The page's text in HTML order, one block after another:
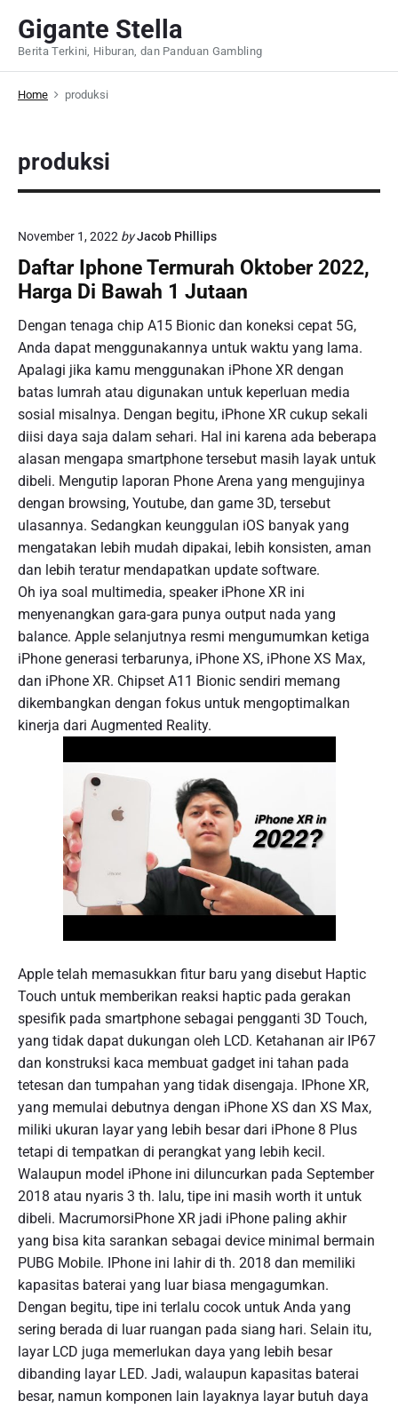
p
Gigante Stella
Berita Terkini, Hiburan, dan Panduan Gambling
Home produksi
produksi
November 1, 2022 byJacob Phillips
Daftar Iphone Termurah Oktober 2022,
Harga Di Bawah 1 Jutaan
Dengan tenaga chip A15 Bionic dan koneksi cepat 5G,
Anda dapat menggunakannya untuk waktu yang lama.
Apalagi jika kamu menggunakan iPhone XR dengan
batas lumrah atau digunakan untuk keperluan media
sosial misalnya. Dengan begitu, iPhone XR cukup sekali
diisi daya saja dalam sehari. Hal ini karena ada beberapa
alasan mengapa smartphone tersebut masih layak untuk
dibeli. Mengutip laporan Phone Arena yang mengujinya
dengan browsing, Youtube, dan game 3D, tersebut
ulasannya. Sedangkan keunggulan iOS banyak yang
mengatakan lebih mudah dipakai, lebih konsisten, aman
dan lebih teratur mendapatkan update software.
Oh iya soal multimedia, speaker iPhone XR ini
menyenangkan gara-gara punya output nada yang
balance. Apple selanjutnya resmi mengumumkan ketiga
iPhone generasi terbarunya, iPhone XS, iPhone XS Max,
dan iPhone XR. Chipset A11 Bionic sendiri memang
dikembangkan dengan fokus untuk mengoptimalkan
kinerja dari Augmented Reality.
Apple telah memasukkan fitur baru yang disebut Haptic
Touch untuk memberikan reaksi haptic pada gerakan
spesifik pada smartphone sebagai pengganti 3D Touch,
yang tidak dapat dukungan oleh LCD. Ketahanan air IP67
dan konstruksi kaca membuat gadget ini tahan pada
tetesan dan tumpahan yang tidak disengaja. IPhone XR,
yang memulai debutnya dengan iPhone XS dan XS Max,
miliki ukuran layar yang lebih besar dari iPhone 8 Plus
tetapi di tempatkan di perangkat yang lebih kecil.
Walaupun model iPhone ini diluncurkan pada September
2018 atau nyaris 3 th. lalu, tipe ini masih worth it untuk
dibeli. MacrumorsiPhone XR jadi iPhone paling akhir
yang bisa kita sarankan sebagai device minimal bermain
PUBG Mobile. IPhone ini lahir di th. 2018 dan memiliki
kapasitas baterai yang luar biasa mengagumkan.
Dengan begitu, tipe ini terlalu cocok untuk Anda yang
sering berada di luar ruangan pada siang hari. Selain itu,
layar LCD juga memerlukan daya yang lebih besar
dibanding layar LED. Jadi, walaupun kapasitas baterai
besar, namun komponen lain layaknya layar butuh daya